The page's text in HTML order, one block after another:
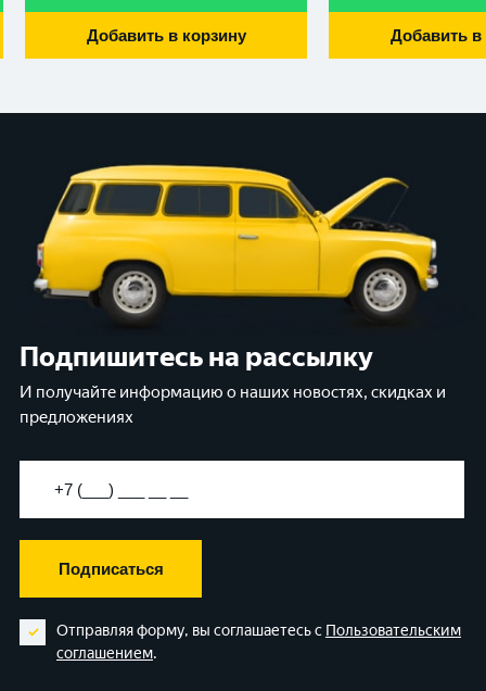
Добавить в корзину Добавить в
Подпишитесь на рассылку
И получайте информацию о наших новостях, скидках и
предложениях
Подписаться
Отправляя форму, вы соглашаетесь с Пользовательским
соглашением.